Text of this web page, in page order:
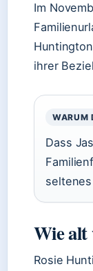
Im
ihrer
WARUM
Dass
Wie alt
Rosie